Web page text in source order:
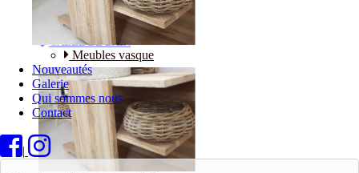
Meubles vasque
Nouveautés
Galerie
Qui sommes nous
Contact
|
Bureaux
SALLE DE BAIN